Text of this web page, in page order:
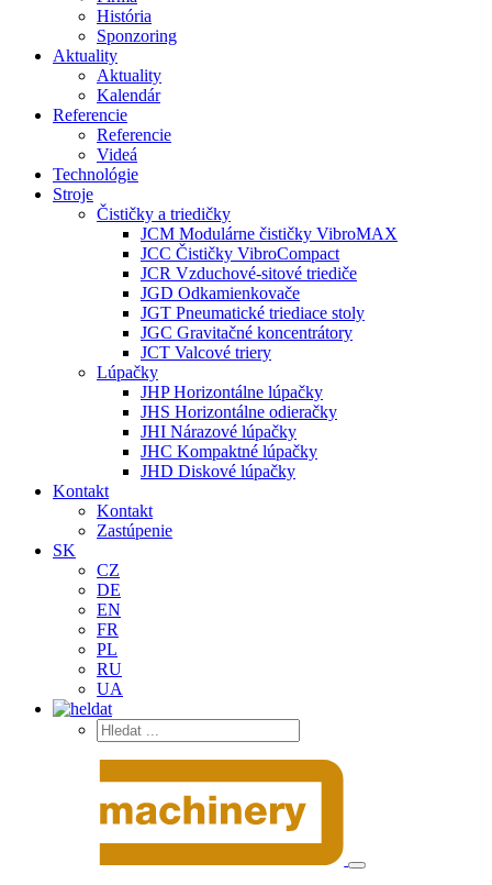
História
Sponzoring
Aktuality
Aktuality
Kalendár
Referencie
Referencie
Videá
Technológie
Stroje
Čističky a triedičky
JCM Modulárne čističky VibroMAX
JCC Čističky VibroCompact
JCR Vzduchové-sitové triediče
JGD Odkamienkovače
JGT Pneumatické triediace stoly
JGC Gravitačné koncentrátory
JCT Valcové triery
Lúpačky
JHP Horizontálne lúpačky
JHS Horizontálne odieračky
JHI Nárazové lúpačky
JHC Kompaktné lúpačky
JHD Diskové lúpačky
Kontakt
Kontakt
Zastúpenie
SK
CZ
DE
EN
FR
PL
RU
UA